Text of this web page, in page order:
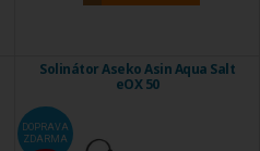
Solinátor Aseko Asin Aqua Salt
eOX 50
DOPRAVA
ZDARMA